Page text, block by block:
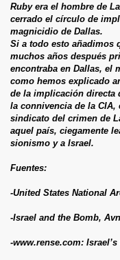
Ruby era el hombre de
cerrado el círculo de
magnicidio de Dallas.
Si a todo esto añadimos
muchos años después
encontraba en Dallas, el
como hemos explicado
de la implicación directa
la connivencia de la
sindicato del crimen de
aquel país, ciegamente
sionismo y a Israel.
Fuentes:
-United States National
-Israel and the Bomb,
-www.rense.com: